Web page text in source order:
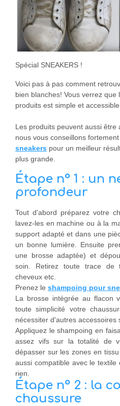
Spécial SNEAKERS !
Voici pas à pas comment
bien blanches! Vous verrez
produits est simple et accessible
Les produits peuvent aussi
nous vous conseillons fortement
sneakers pour un meilleur
plus grande.
Étape n° 1 : un
profondeur
Tout d'abord préparez votre
lavez-les en machine ou à la
support adapté et dans une
un bonne lumière. Ensuite
une brosse adaptée) et
soin. Retirez toute trace de
cheveux etc.
Prenez le shampoing pour
La brosse intégrée au flacon
toute simplicité votre
nécessiter d'autres accessoires
Appliquez le shampoing en
assez vifs sur la totalité de
dépasser sur les zones en
aussi compatible avec le
rien.
Étape n° 2 : la
chaussure